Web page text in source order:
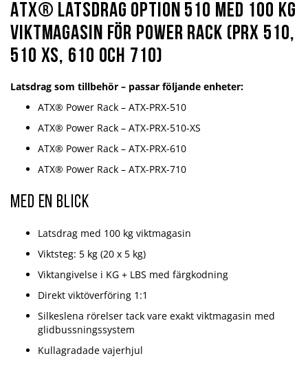
ATX® Latsdrag Option 510 med 100 kg
viktmagasin för Power Rack (PRX 510,
510 XS, 610 och 710)
Latsdrag som tillbehör – passar följande enheter:
ATX® Power Rack – ATX-PRX-510
ATX® Power Rack – ATX-PRX-510-XS
ATX® Power Rack – ATX-PRX-610
ATX® Power Rack – ATX-PRX-710
Med en blick
Latsdrag med 100 kg viktmagasin
Viktsteg: 5 kg (20 x 5 kg)
Viktangivelse i KG + LBS med färgkodning
Direkt viktöverföring 1:1
Silkeslena rörelser tack vare exakt viktmagasin med
glidbussningssystem
Kullagradade vajerhjul